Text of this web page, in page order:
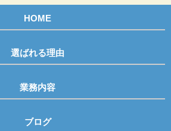
HOME
選ばれる理由
業務内容
ブログ